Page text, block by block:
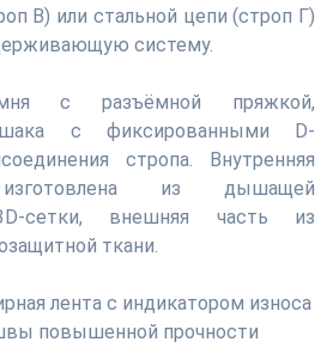
В) или стальной цепи (строп Г)
систему.
с разъёмной пряжкой,
с фиксированными D-
стропа. Внутренняя
из дышащей
сетки, внешняя часть из
ткани.
лента с индикатором износа
повышенной прочности